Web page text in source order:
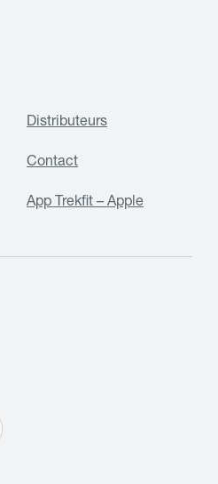
Distributeurs
Contact
App Trekfit – Apple